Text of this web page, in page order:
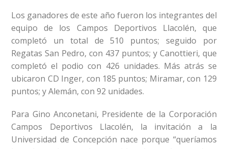
Los ganadores de este año fueron los integrantes del
equipo de los Campos Deportivos Llacolén, que
completó un total de 510 puntos; seguido por
Regatas San Pedro, con 437 puntos; y Canottieri, que
completó el podio con 426 unidades. Más atrás se
ubicaron CD Inger, con 185 puntos; Miramar, con 129
puntos; y Alemán, con 92 unidades.
Para Gino Anconetani, Presidente de la Corporación
Campos Deportivos Llacolén, la invitación a la
Universidad de Concepción nace porque “queríamos